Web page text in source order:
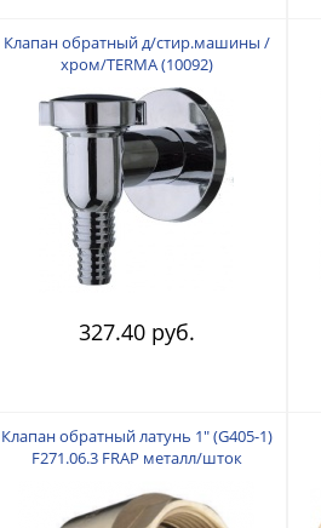
Клапан обратный д/стир.машины /
хром/TERMA (10092)
327.40 руб.
Клапан обратный латунь 1" (G405-1)
F271.06.3 FRAP металл/шток